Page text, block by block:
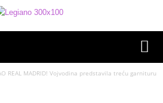
REAL MADRID! Vojvodina predstavila treću garnituru